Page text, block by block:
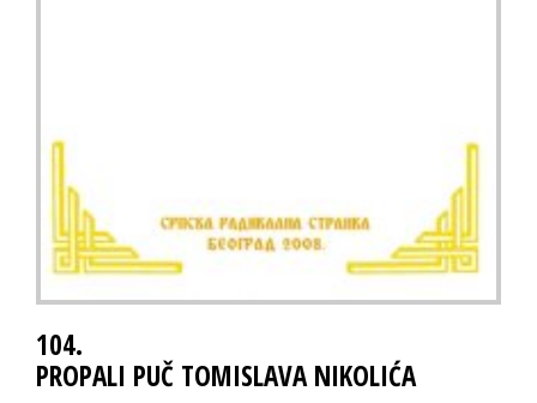
104.
PROPALI PUČ TOMISLAVA NIKOLIĆA